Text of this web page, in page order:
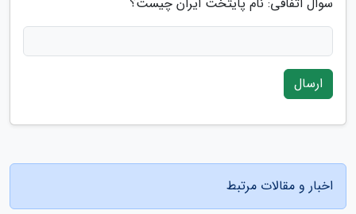
ارسال
اخبار و مقالات مرتبط